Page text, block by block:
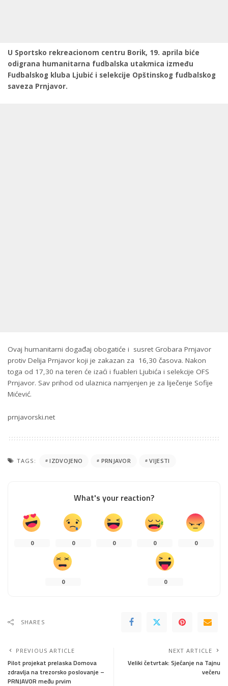
U Sportsko rekreacionom centru Borik, 19. aprila biće
odigrana humanitarna fudbalska utakmica između
Fudbalskog kluba Ljubić i selekcije Opštinskog fudbalskog
saveza Prnjavor.
Ovaj humanitarni događaj obogatiće i susret Grobara Prnjavor
protiv Delija Prnjavor koji je zakazan za 16,30 časova. Nakon
toga od 17,30 na teren će izaći i fuableri Ljubića i selekcije OFS
Prnjavor. Sav prihod od ulaznica namjenjen je za liječenje Sofije
Mićević.
prnjavorski.net
TAGS: IZDVOJENO PRNJAVOR VIJESTI
What's your reaction?
0 0 0 0 0
0 0
SHARES
PREVIOUS ARTICLE
Pilot projekat prelaska Domova
zdravlja na trezorsko poslovanje –
PRNJAVOR među prvim
NEXT ARTICLE
Veliki četvrtak: Sjećanje na Tajnu
večeru